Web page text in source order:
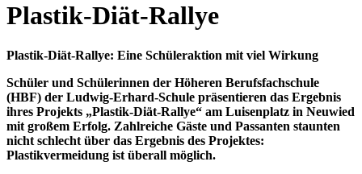
Plastik-Diät-Rallye
Plastik-Diät-Rallye: Eine Schüleraktion mit viel Wirkung
Schüler und Schülerinnen der Höheren Berufsfachschule
(HBF) der Ludwig-Erhard-Schule präsentieren das Ergebnis
ihres Projekts „Plastik-Diät-Rallye“ am Luisenplatz in Neuwied
mit großem Erfolg. Zahlreiche Gäste und Passanten staunten
nicht schlecht über das Ergebnis des Projektes:
Plastikvermeidung ist überall möglich.